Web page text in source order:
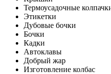
Термоусадочные
Этикетки
Дубовые бочки
Бочки
Кадки
Автоклавы
Добрый жар
Изготовление колбас